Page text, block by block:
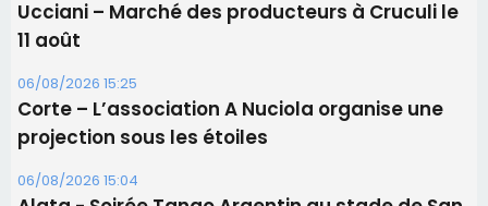
05/08/2026 09:53
Biguglia : messe de la Sainte-Marie et
procession le 14 août
31/07/2026 08:24
Tennis - Début ce week-end du tournoi du
RCPV